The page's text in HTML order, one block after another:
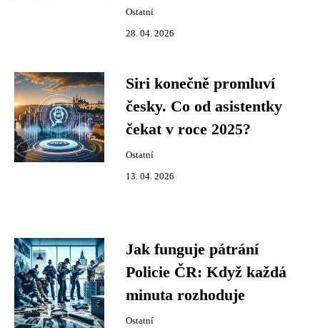
Ostatní
28. 04. 2026
Siri konečně promluví
česky. Co od asistentky
čekat v roce 2025?
Ostatní
13. 04. 2026
Jak funguje pátrání
Policie ČR: Když každá
minuta rozhoduje
Ostatní